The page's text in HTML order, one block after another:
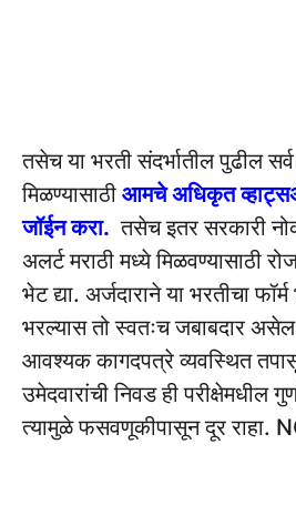
तसेच या भरती संदर्भातील पुढील
मिळण्यासाठी आमचे अधिकृत
जॉईन करा. तसेच इतर सरकारी
अलर्ट मराठी मध्ये मिळवण्यासाठी
भेट द्या. अर्जदाराने या भरतीचा
भरल्यास तो स्वतःच जबाबदार
आवश्यक कागदपत्रे व्यवस्थित
उमेदवारांची निवड ही परीक्षेमधील
त्यामुळे फसवणूकीपासून दूर